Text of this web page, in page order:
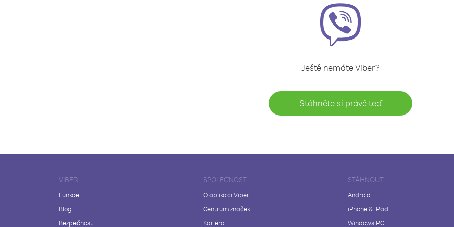
Ještě nemáte Viber?
Stáhněte si právě teď
VIBER
Funkce
Blog
Bezpečnost
SPOLEČNOST
O aplikaci Viber
Centrum značek
Kariéra
STÁHNOUT
Android
iPhone & iPad
Windows PC